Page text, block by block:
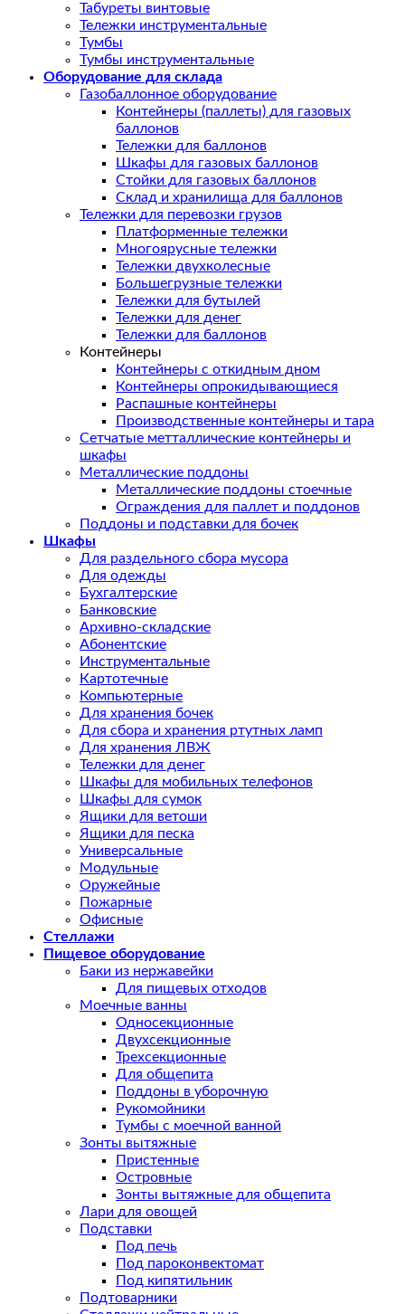
Табуреты винтовые
Тележки инструментальные
Тумбы
Тумбы инструментальные
Оборудование для склада
Газобаллонное оборудование
Контейнеры (паллеты) для газовых
баллонов
Тележки для баллонов
Шкафы для газовых баллонов
Стойки для газовых баллонов
Склад и хранилища для баллонов
Тележки для перевозки грузов
Платформенные тележки
Многоярусные тележки
Тележки двухколесные
Большегрузные тележки
Тележки для бутылей
Тележки для денег
Тележки для баллонов
Контейнеры
Контейнеры с откидным дном
Контейнеры опрокидывающиеся
Распашные контейнеры
Производственные контейнеры и тара
Сетчатые метталлические контейнеры и
шкафы
Металлические поддоны
Металлические поддоны стоечные
Ограждения для паллет и поддонов
Поддоны и подставки для бочек
Шкафы
Для раздельного сбора мусора
Для одежды
Бухгалтерские
Банковские
Архивно-складские
Абонентские
Инструментальные
Картотечные
Компьютерные
Для хранения бочек
Для сбора и хранения ртутных ламп
Для хранения ЛВЖ
Тележки для денег
Шкафы для мобильных телефонов
Шкафы для сумок
Ящики для ветоши
Ящики для песка
Универсальные
Модульные
Оружейные
Пожарные
Офисные
Стеллажи
Пищевое оборудование
Баки из нержавейки
Для пищевых отходов
Моечные ванны
Односекционные
Двухсекционные
Трехсекционные
Для общепита
Поддоны в уборочную
Рукомойники
Тумбы с моечной ванной
Зонты вытяжные
Пристенные
Островные
Зонты вытяжные для общепита
Лари для овощей
Подставки
Под печь
Под пароконвектомат
Под кипятильник
Подтоварники